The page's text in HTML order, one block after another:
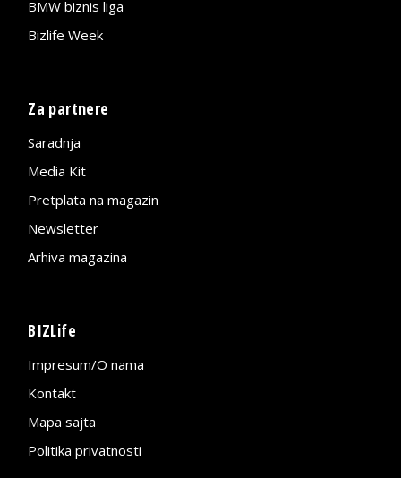
BMW biznis liga
Bizlife Week
Za partnere
Saradnja
Media Kit
Pretplata na magazin
Newsletter
Arhiva magazina
BIZLife
Impresum/O nama
Kontakt
Mapa sajta
Politika privatnosti